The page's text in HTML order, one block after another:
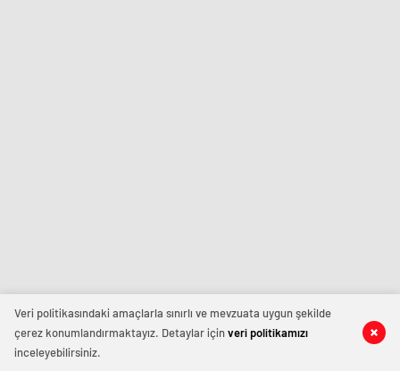
Veri politikasındaki amaçlarla sınırlı ve mevzuata uygun şekilde
çerez konumlandırmaktayız. Detaylar içinveri politikamızı
inceleyebilirsiniz.